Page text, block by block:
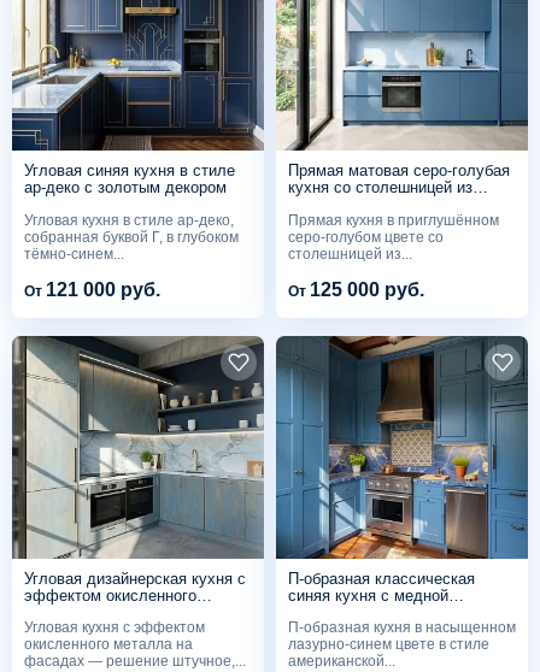
Угловая синяя кухня в стиле
ар-деко с золотым декором
Угловая кухня в стиле ар-деко,
собранная буквой Г, в глубоком
тёмно-синем...
От 121 000 руб.
Прямая матовая серо-голубая
кухня со столешницей из
Прямая кухня в приглушённом
серо-голубом цвете со
столешницей из...
От 125 000 руб.
Угловая дизайнерская кухня с
эффектом окисленного
столешницей из кварцита
Угловая кухня с эффектом
окисленного металла на
фасадах — решение штучное,...
П-образная классическая
синяя кухня с медной
синего кварцита
П-образная кухня в насыщенном
лазурно-синем цвете в стиле
американской...